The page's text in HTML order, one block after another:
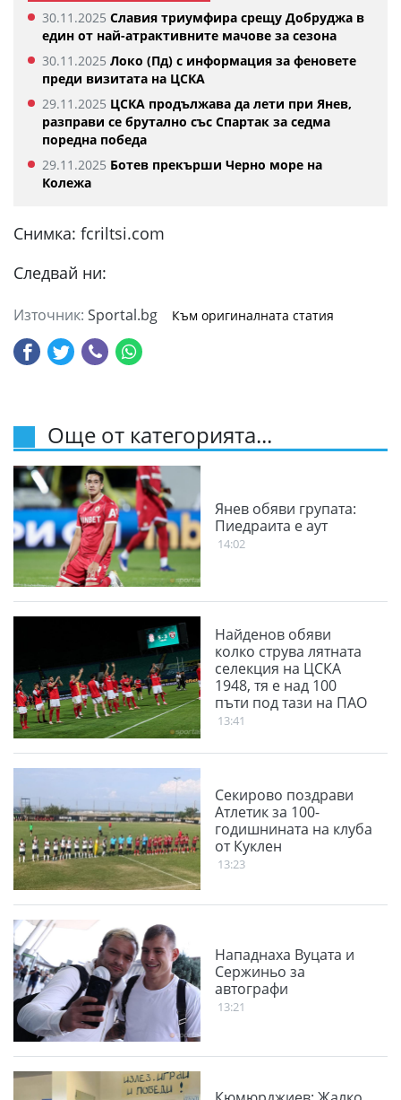
30.11.2025 Славия триумфира срещу Добруджа в
един от най-атрактивните мачове за сезона
30.11.2025 Локо (Пд) с информация за феновете
преди визитата на ЦСКА
29.11.2025 ЦСКА продължава да лети при Янев,
разправи се брутално със Спартак за седма
поредна победа
29.11.2025 Ботев прекърши Черно море на
Колежа
Снимка: fcriltsi.com
Следвай ни:
Източник: Sportal.bg Към оригиналната статия
Още от категорията...
Янев обяви групата:
Пиедраита е аут
14:02
Найденов обяви
колко струва лятната
селекция на ЦСКА
1948, тя е над 100
пъти под тази на ПАО
13:41
Секирово поздрави
Атлетик за 100-
годишнината на клуба
от Куклен
13:23
Нападнаха Вуцата и
Сержиньо за
автографи
13:21